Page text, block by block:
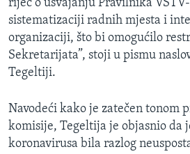
riječ o usvajanju Pravilnika
sistematizaciji radnih mjesta i
organizaciji, što bi omogućilo
Sekretarijata”, stoji u pismu
Tegeltiji.
Navodeći kako je zatečen tonom
komisije, Tegeltija je objasnio da
koronavirusa bila razlog